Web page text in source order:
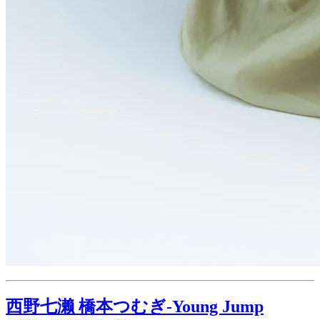
西野七濑 橋本つむぎ-Young Jump